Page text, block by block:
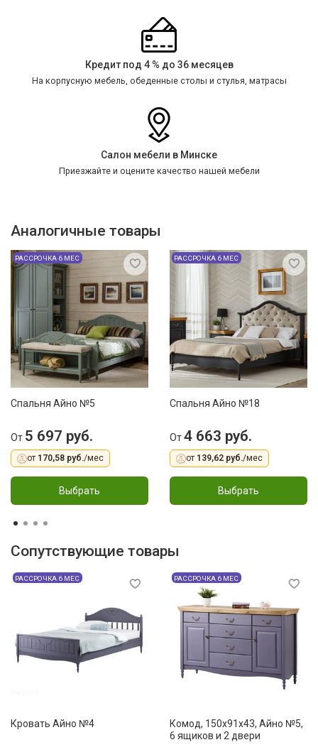
Кредит под 4 % до 36 месяцев
На корпусную мебель, обеденные столы и стулья, матрасы
Салон мебели в Минске
Приезжайте и оцените качество нашей мебели
Аналогичные товары
РАССРОЧКА 6 МЕС
Спальня Айно №5
От 5 697 руб.
от 170,58 руб./мес
Выбрать
РАССРОЧКА 6 МЕС
Спальня Айно №18
От4 663 руб.
от 139,62 руб./мес
Выбрать
Сопутствующие товары
РАССРОЧКА 6 МЕС
Кровать Айно №4
РАССРОЧКА 6 МЕС
Комод, 150x91x43, Айно №5,
6 ящиков и 2 двери